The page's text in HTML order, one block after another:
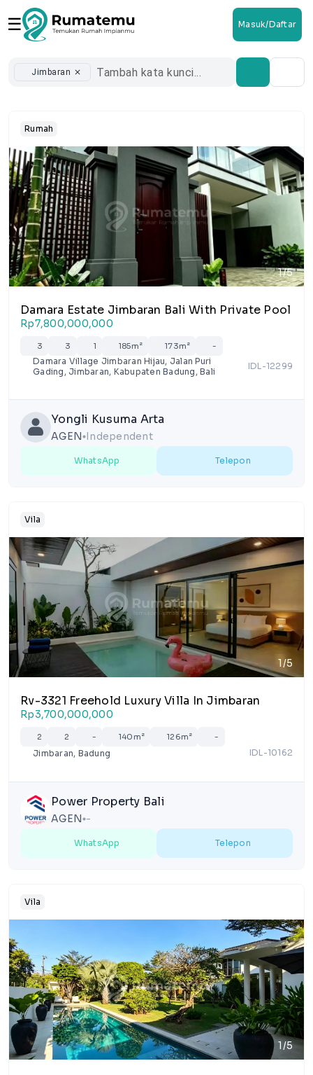
☰ Masuk/Daftar
Jimbaran close
Rumah
1/5
Damara Estate Jimbaran Bali With Private Pool
Rp7,800,000,000
3 3 1 185m² 173m² -
Damara Village Jimbaran Hijau, Jalan Puri
Gading, Jimbaran, Kabupaten Badung, Bali
IDL-12299
Yongli Kusuma Arta
AGEN lens Independent
WhatsApp Telepon
Vila
1/5
Rv-3321 Freehold Luxury Villa In Jimbaran
Rp3,700,000,000
2 2 - 140m² 126m² -
Jimbaran, Badung IDL-10162
Power Property Bali
AGEN lens -
WhatsApp Telepon
Vila
1/5